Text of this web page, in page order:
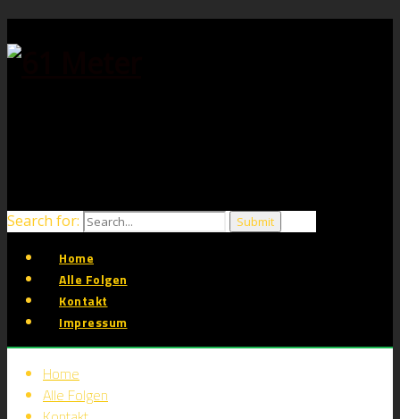
Search for:
Home
Alle Folgen
Kontakt
Impressum
Home
Alle Folgen